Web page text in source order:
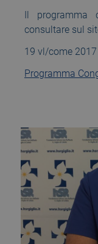
Il
consultare sul
19 vl/come 2017
Programma